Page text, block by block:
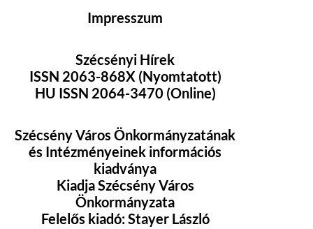
Impresszum
Szécsényi Hírek
ISSN 2063-868X (Nyomtatott)
HU ISSN 2064-3470 (Online)
Szécsény Város Önkormányzatának
és Intézményeinek információs
kiadványa
Kiadja Szécsény Város
Önkormányzata
Felelős kiadó: Stayer László